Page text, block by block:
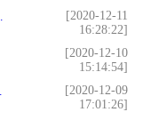
[2020-12-11
16:28:22]
[2020-12-10
15:14:54]
[2020-12-09
17:01:26]